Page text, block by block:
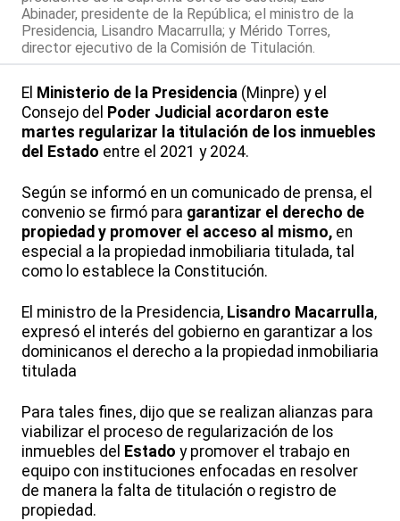
Abinader, presidente de la República; el ministro de la
Presidencia, Lisandro Macarrulla; y Mérido Torres,
director ejecutivo de la Comisión de Titulación.
El Ministerio de la Presidencia (Minpre) y el
Consejo del Poder Judicial acordaron este
martes regularizar la titulación de los inmuebles
del Estado entre el 2021 y 2024.
Según se informó en un comunicado de prensa, el
convenio se firmó para garantizar el derecho de
propiedad y promover el acceso al mismo, en
especial a la propiedad inmobiliaria titulada, tal
como lo establece la Constitución.
El ministro de la Presidencia, Lisandro Macarrulla,
expresó el interés del gobierno en garantizar a los
dominicanos el derecho a la propiedad inmobiliaria
titulada
Para tales fines, dijo que se realizan alianzas para
viabilizar el proceso de regularización de los
inmuebles del Estado y promover el trabajo en
equipo con instituciones enfocadas en resolver
de manera la falta de titulación o registro de
propiedad.